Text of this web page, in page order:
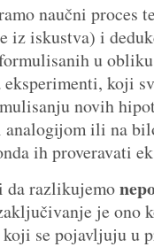
naučni proces
iz iskustva) i
u
eksperimenti, koji
novih
analogijom ili na
ih proveravati
da razlikujemo
je ono
se pojavljuju u